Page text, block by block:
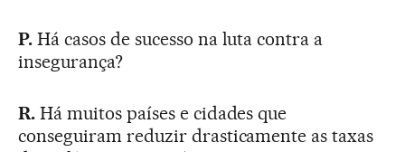
P.Há casos de sucesso na luta contra a
insegurança?
R.Há muitos países e cidades que
conseguiram reduzir drasticamente as taxas